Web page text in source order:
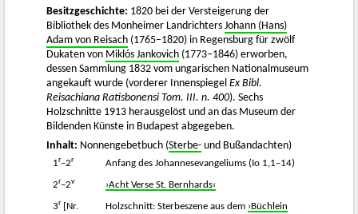
Besitzgeschichte: 1820 bei der Versteigerung der
Bibliothek des Monheimer Landrichters Johann (Hans)
Adam von Reisach (1765–1820) in Regensburg für zwölf
Dukaten von Miklós Jankovich (1773–1846) erworben,
dessen Sammlung 1832 vom ungarischen Nationalmuseum
angekauft wurde (vorderer Innenspiegel Ex Bibl.
Reisachiana Ratisbonensi Tom. III. n. 400). Sechs
Holzschnitte 1913 herausgelöst und an das Museum der
Bildenden Künste in Budapest abgegeben.
Inhalt: Nonnengebetbuch (Sterbe- und Bußandachten)
1r–2r Anfang des Johannesevangeliums (Io 1,1–14)
2r–2v ›Acht Verse St. Bernhards‹
3r [Nr.
Holzschnitt: Sterbeszene aus dem ›Büchlein